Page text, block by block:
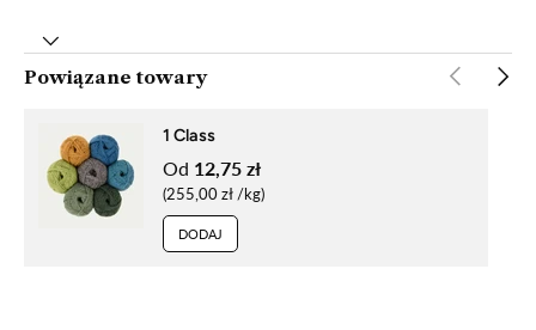
Powiązane towary POPRZEDNI
1 Class
Od 12,75 zł
Cena za sztukę
255,00 zł /kg
DODAJ